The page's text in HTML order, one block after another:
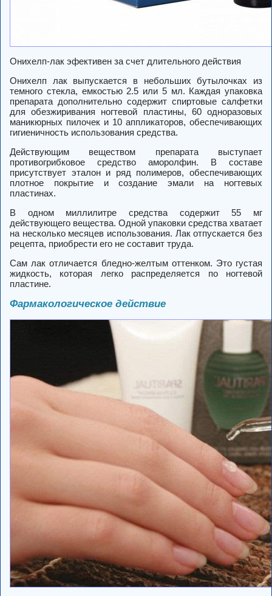
Онихелп-лак эфективен за счет длительного действия
Онихелп лак выпускается в небольших бутылочках из
темного стекла, емкостью 2.5 или 5 мл. Каждая упаковка
препарата дополнительно содержит спиртовые салфетки
для обезжиривания ногтевой пластины, 60 одноразовых
маникюрных пилочек и 10 аппликаторов, обеспечивающих
гигиеничность использования средства.
Действующим веществом препарата выступает
противогрибковое средство аморолфин. В составе
присутствует эталон и ряд полимеров, обеспечивающих
плотное покрытие и создание эмали на ногтевых
пластинах.
В одном миллилитре средства содержит 55 мг
действующего вещества. Одной упаковки средства хватает
на несколько месяцев использования. Лак отпускается без
рецепта, приобрести его не составит труда.
Сам лак отличается бледно-желтым оттенком. Это густая
жидкость, которая легко распределяется по ногтевой
пластине.
Фармакологическое действие